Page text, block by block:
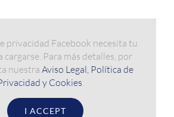
privacidad Facebook necesita tu
cargarse. Para más detalles, por
nuestra Aviso Legal, Política de
y Cookies.
I ACCEPT